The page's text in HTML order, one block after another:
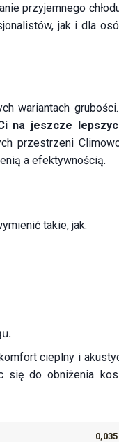
przyjemnego
jak i dla
wariantach
na jeszcze
przestrzeni
a efektywnością.
takie, jak:
cieplny i
się do obniżenia